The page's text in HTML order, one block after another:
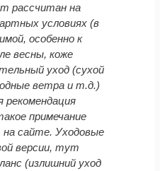
рассчитан на
условиях (в
особенно к
весны, коже
уход (сухой
ветра и т.д.)
примечание
сайте. Уходовые
версии, тут
(излишний уход